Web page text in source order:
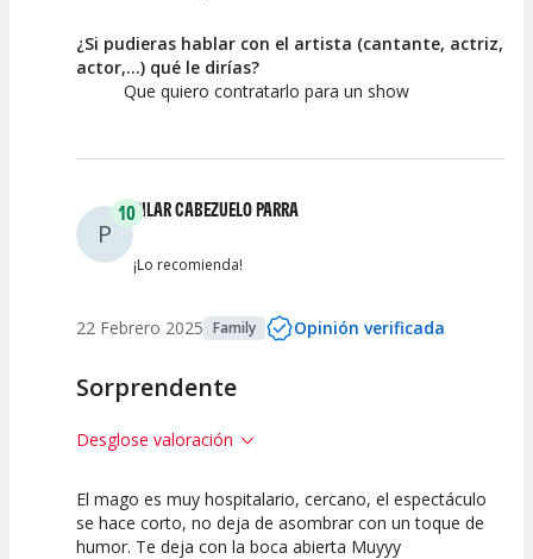
¿Si pudieras hablar con el artista (cantante, actriz,
actor,...) qué le dirías?
Que quiero contratarlo para un show
P
10PILAR CABEZUELO PARRA
¡Lo recomienda!
22 Febrero 2025 Family Opinión verificada
Sorprendente
Desglose valoración
10
Calidad del
10
Puesta en
10
Interpretación
El mago es muy hospitalario, cercano, el espectáculo
se hace corto, no deja de asombrar con un toque de
humor. Te deja con la boca abierta Muyyy